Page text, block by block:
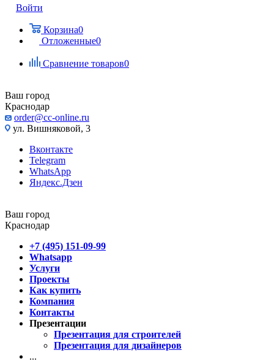
Войти
Корзина0
Отложенные0
Сравнение товаров0
Ваш город
Краснодар
order@cc-online.ru
ул. Вишняковой, 3
Вконтакте
Telegram
WhatsApp
Яндекс.Дзен
Ваш город
Краснодар
+7 (495) 151-09-99
Whatsapp
Услуги
Проекты
Как купить
Компания
Контакты
Презентации
Презентация для строителей
Презентация для дизайнеров
...